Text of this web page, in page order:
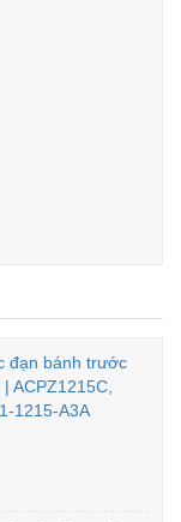
đạn bánh trước
ACPZ1215C,
1215-A3A